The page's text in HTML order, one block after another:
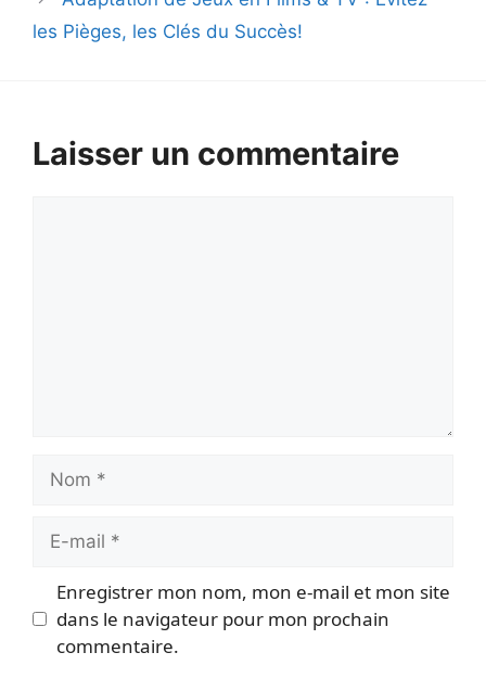
les Pièges, les Clés du Succès!
Laisser un commentaire
mail
Enregistrer mon nom, mon e-mail et mon site
dans le navigateur pour mon prochain
commentaire.